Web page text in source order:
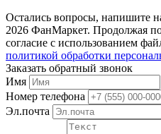
Остались вопросы, напишите
2026 ФанМаркет. Продолжая
согласие с использованием
политикой обработки
Заказать обратный звонок
Имя
Номер телефона
Эл.почта